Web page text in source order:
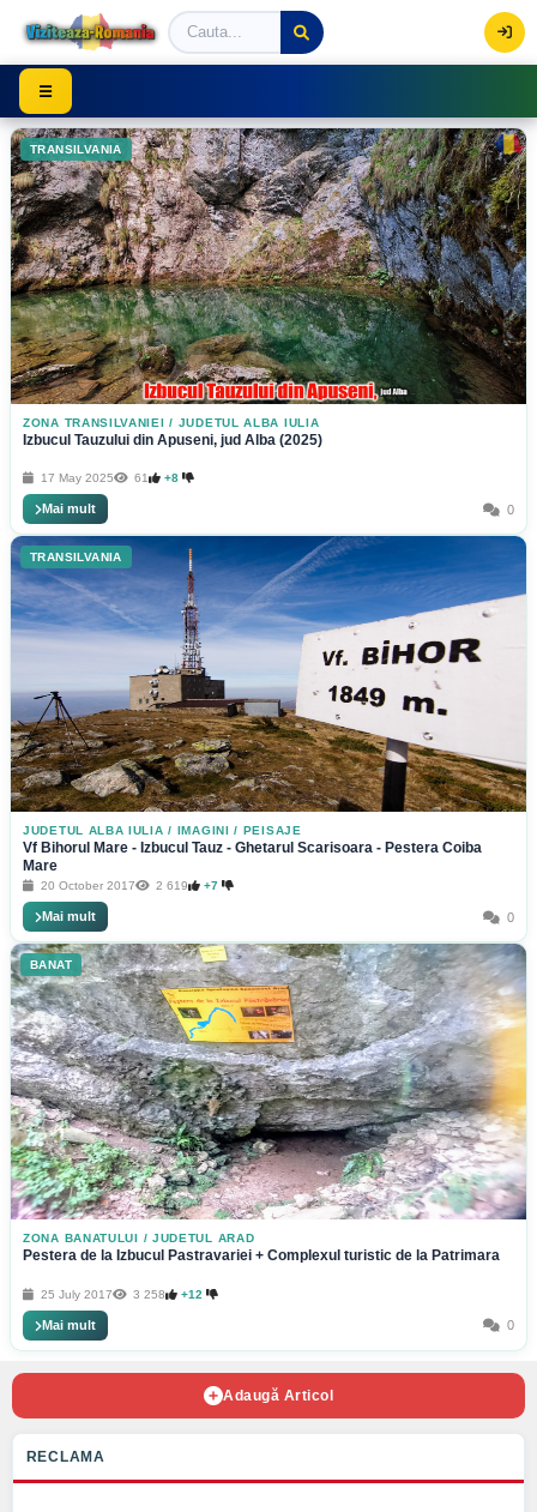
Viziteaza Romania | Obiective Turistice | Trasee
☰
TRANSILVANIA
ZONA TRANSILVANIEI / JUDETUL ALBA IULIA
Izbucul Tauzului din Apuseni, jud Alba (2025)
17 May 2025 61 +8
Mai mult 0
TRANSILVANIA
JUDETUL ALBA IULIA / IMAGINI / PEISAJE
Vf Bihorul Mare - Izbucul Tauz - Ghetarul Scarisoara - Pestera Coiba
Mare
20 October 2017 2 619 +7
Mai mult 0
BANAT
ZONA BANATULUI / JUDETUL ARAD
Pestera de la Izbucul Pastravariei + Complexul turistic de la Patrimara
25 July 2017 3 258 +12
Mai mult 0
Adaugă Articol
RECLAMA